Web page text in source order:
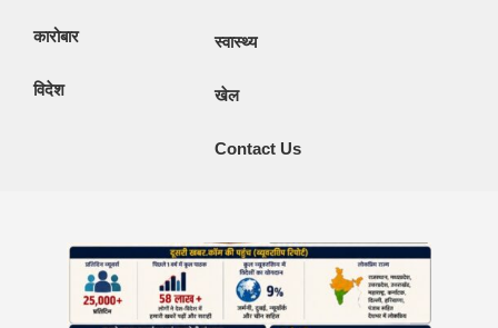
कारोबार
विदेश
स्वास्थ्य
खेल
Contact Us